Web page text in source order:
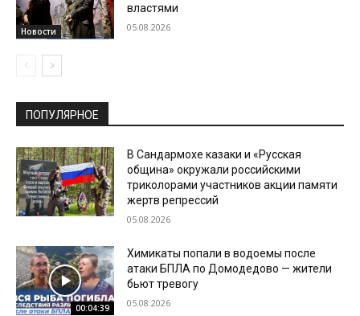
Новости
властями
05.08.2026
ПОПУЛЯРНОЕ
В Сандармохе казаки и «Русская
община» окружали российскими
триколорами участников акции памяти
жертв репрессий
05.08.2026
00:04:39
Химикаты попали в водоемы после
атаки БПЛА по Домодедово — жители
бьют тревогу
05.08.2026